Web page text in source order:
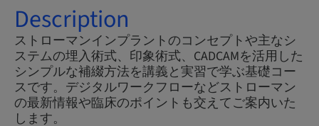
Description
ストローマンインプラントのコンセプトや主なシ
ステムの埋入術式、印象術式、CADCAMを活用した
シンプルな補綴方法を講義と実習で学ぶ基礎コー
スです。デジタルワークフローなどストローマン
の最新情報や臨床のポイントも交えてご案内いた
します。